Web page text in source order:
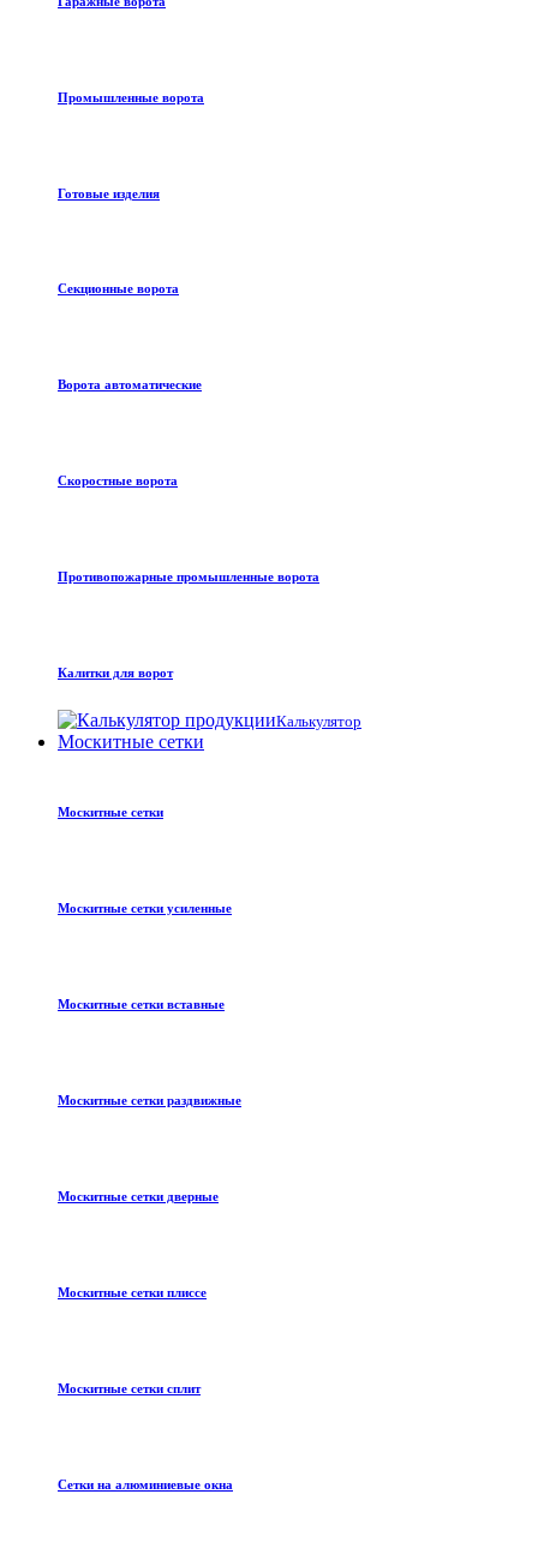
Промышленные ворота
Готовые изделия
Секционные ворота
Ворота автоматические
Скоростные ворота
Противопожарные промышленные ворота
Калитки для ворот
Калькулятор
Москитные сетки
Москитные сетки
Москитные сетки усиленные
Москитные сетки вставные
Москитные сетки раздвижные
Москитные сетки дверные
Москитные сетки плиссе
Москитные сетки сплит
Сетки на алюминиевые окна